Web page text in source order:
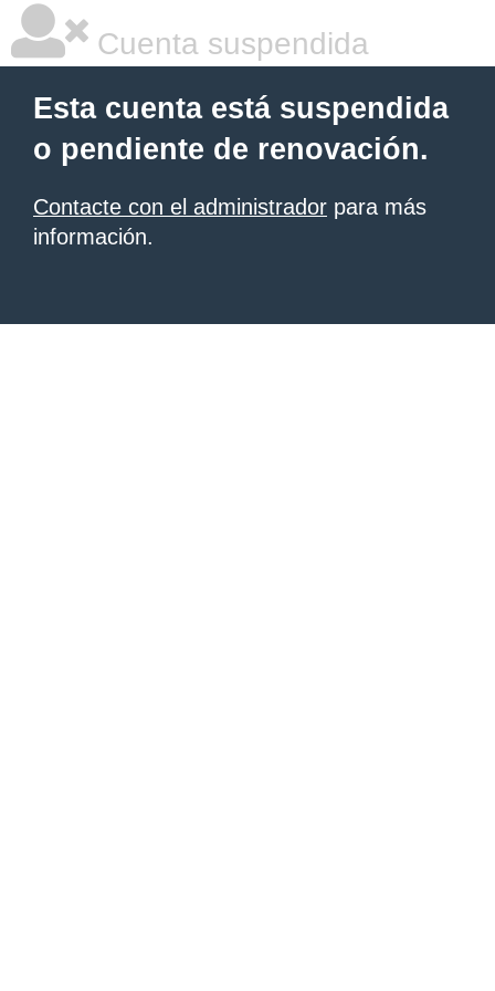
Cuenta suspendida
Esta cuenta está suspendida
o pendiente de renovación.
Contacte con el administrador para más
información.